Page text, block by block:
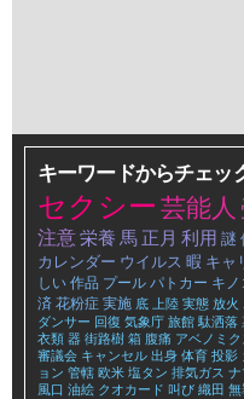
キーワードからチェッ
セクシー 芸能人
注意栄養 馬 正月 利用 謎
カレンダー ウイルス 暇 キャ
しい 作品 プール パトカー キノ
済 花粉症 実施 底 上陸 実態 放火
ダンサー 回復 気象庁 旅館 駄洒落
衣類 器 街路樹 箱 腹痛 アベノミク
審議会 キャンセル 出身 体育 投影
ョン 管轄 欧米 塩タン 排気ガス ナ
風口 油絵 クオカード 叫び 織田 無